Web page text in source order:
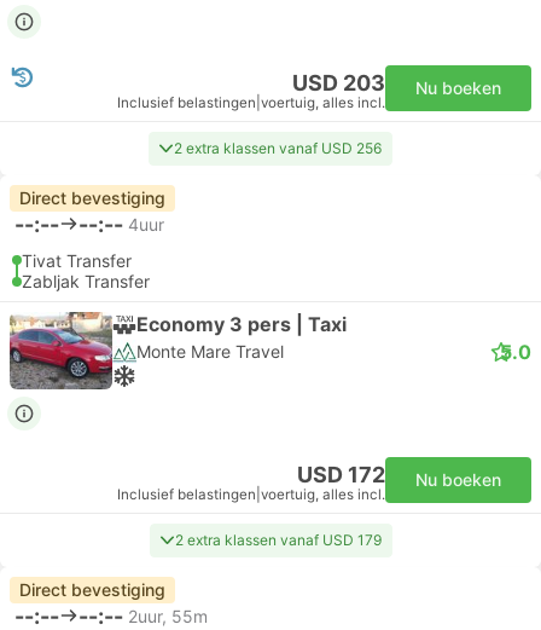
USD 203
Inclusief belastingen voertuig, alles incl.
Nu boeken
2 extra klassen vanaf USD 256
Direct bevestiging
--:-- --:-- 4uur
Tivat Transfer
Zabljak Transfer
Economy 3 pers | Taxi
Monte Mare Travel 5.0
USD 172
Inclusief belastingen voertuig, alles incl.
Nu boeken
2 extra klassen vanaf USD 179
Direct bevestiging
--:-- --:-- 2uur, 55m